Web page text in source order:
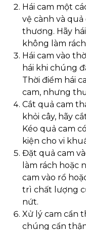
Hái cam một
vệ cành và
thương. Hãy
không làm
Hái cam vào
hái khi chúng
Thời điểm hái
cam, nhưng
Cắt quả cam
khỏi cây, hãy
Kéo quả cam
kiện cho vi
Đặt quả cam
làm rách hoặc
cam vào rổ
trì chất lượng
nứt.
Xử lý cam cẩn
chúng cẩn